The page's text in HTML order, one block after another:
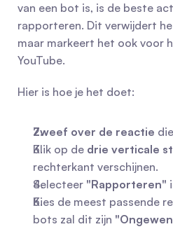
van een bot is, is de beste
rapporteren. Dit verwijdert
maar markeert het ook voor
YouTube.
Hier is hoe je het doet:
Zweef over de reactie
Klik op de drie verticale
rechterkant verschijnen.
Selecteer "Rapporteren"
Kies de meest passende
bots zal dit zijn